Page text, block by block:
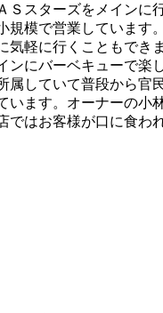
スターズをメイン
模で営業していま
軽に行くこともで
ンにバーベキューで
していて普段から
ます。オーナーの
はお客様が口に食わ